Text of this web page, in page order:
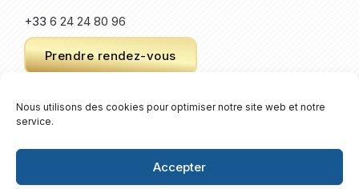
Nous utilisons des cookies pour optimiser notre site web et notre
service.
Accepter
+33 6 24 24 80 96
Prendre rendez-vous
© 2026 Logic2Profit. Un site créé par
Plan de site